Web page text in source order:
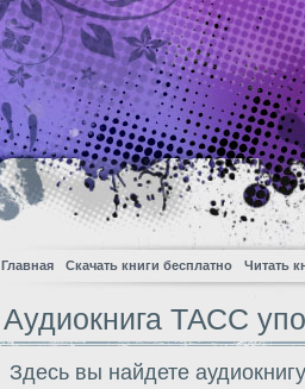
Главная Скачать книги бесплатно Читать
Аудиокнига ТАСС
Здесь вы найдете